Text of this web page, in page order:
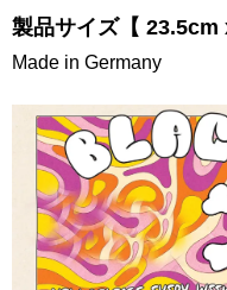
製品サイズ【 23.5cm
Made in Germany